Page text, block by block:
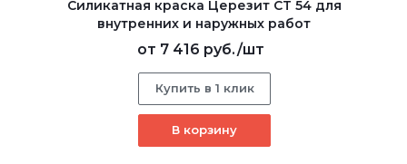
Силикатная краска Церезит CT 54 для
внутренних и наружных работ
от 7 416 руб./шт
Купить в 1 клик
В корзину